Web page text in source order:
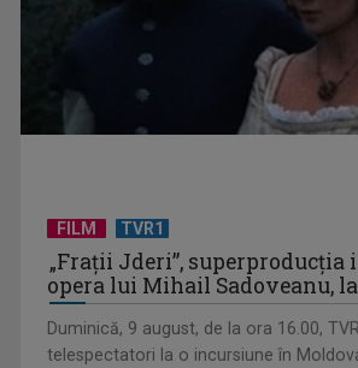
FILM TVR1
„Frații Jderi”,
opera lui Mihail Sadoveanu, la
Duminică, 9 august, de la ora 16.00,
telespectatori la o incursiune în